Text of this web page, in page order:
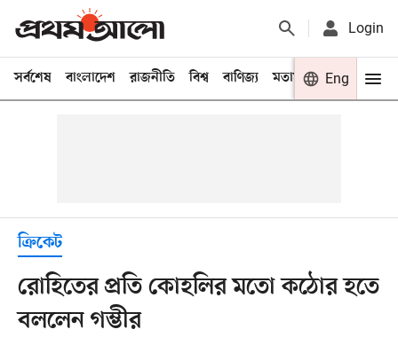
Login
সর্বশেষ বাংলাদেশ রাজনীতি বিশ্ব বাণিজ্য মতামত খেলা
Eng
ক্রিকেট
রোহিতের প্রতি কোহলির মতো কঠোর হতে
বললেন গম্ভীর